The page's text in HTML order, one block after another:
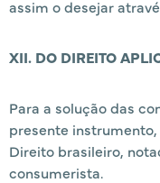
assim o desejar
XII. DO DIREITO
Para a solução das
presente
Direito brasileiro,
consumerista.